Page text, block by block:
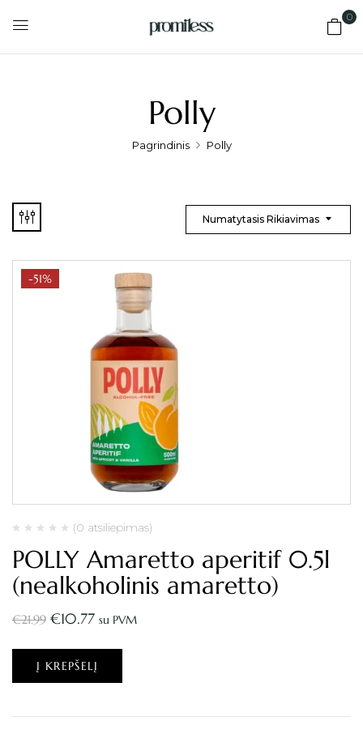
0
Polly
Pagrindinis Polly
Numatytasis Rikiavimas
-51%
(0 atsiliepimas)
POLLY Amaretto aperitif 0.5l
(nealkoholinis amaretto)
€21.99 €10.77 su PVM
Į KREPŠELĮ